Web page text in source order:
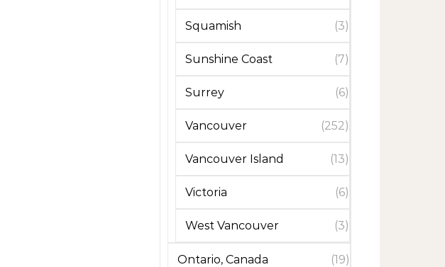
Squamish (3)
Sunshine Coast (7)
Surrey (6)
Vancouver (252)
Vancouver Island (13)
Victoria (6)
West Vancouver (3)
Ontario, Canada (19)